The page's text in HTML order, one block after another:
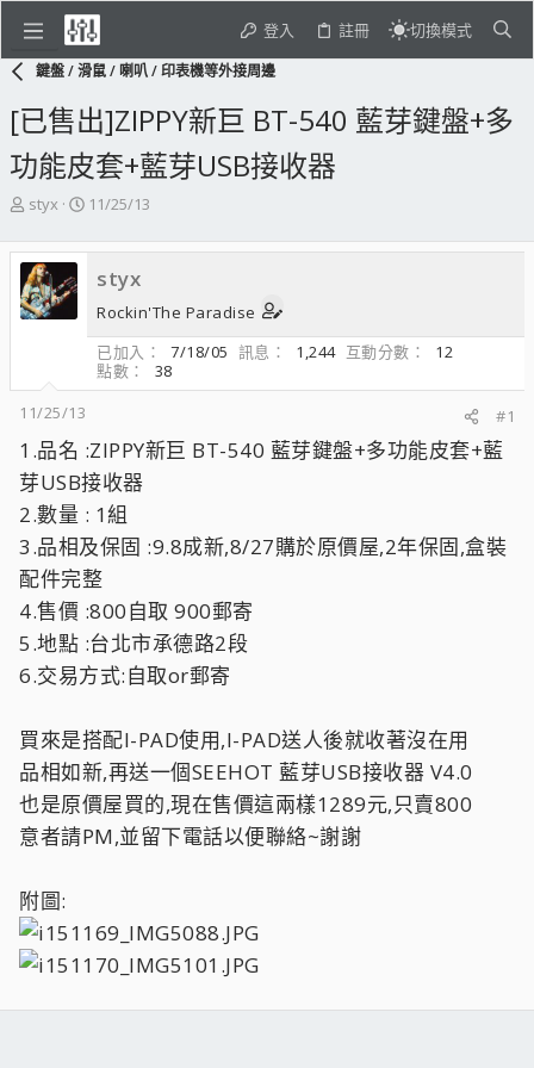
登入 註冊 切換模式
鍵盤 / 滑鼠 / 喇叭 / 印表機等外接周邊
[已售出]ZIPPY新巨 BT-540 藍芽鍵盤+多
功能皮套+藍芽USB接收器
主
發
起
人
styx
開
日
期
11/25/13
styx
Rockin'The Paradise
已加入
7/18/05 訊息 1,244 互動分數
12
點數
38
11/25/13
#1
1.品名 :ZIPPY新巨 BT-540 藍芽鍵盤+多功能皮套+藍
芽USB接收器
2.數量 : 1組
3.品相及保固 :9.8成新,8/27購於原價屋,2年保固,盒裝
配件完整
4.售價 :800自取 900郵寄
5.地點 :台北市承德路2段
6.交易方式:自取or郵寄
買來是搭配I-PAD使用,I-PAD送人後就收著沒在用
品相如新,再送一個SEEHOT 藍芽USB接收器 V4.0
也是原價屋買的,現在售價這兩樣1289元,只賣800
意者請PM,並留下電話以便聯絡~謝謝
附圖: